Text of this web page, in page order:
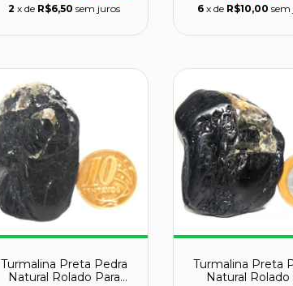
2 x de R$6,50 sem juros 6 x de R$10,00 sem
Turmalina Preta Pedra
Natural Rolado Para
Turmalina Preta
Natural Rolado